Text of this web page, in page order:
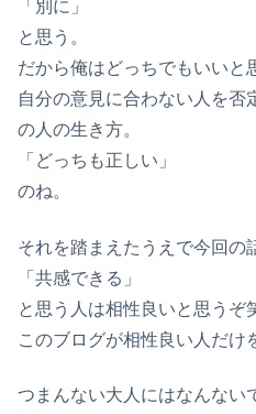
「別に」
と思う。
だから俺はどっちでもいいと
自分の意見に合わない人を否
の人の生き方。
「どっちも正しい」
のね。
それを踏まえたうえで今回の
「共感できる」
と思う人は相性良いと思うぞ
このブログが相性良い人だけ
つまんない大人にはなんない